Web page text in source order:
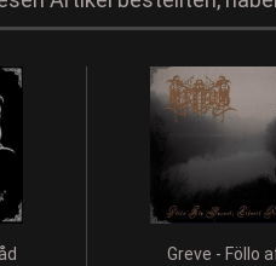
Greve - Föllo